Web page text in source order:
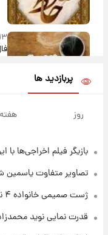
۱۳ ساعت پیش
۲۱ ساعت پیش
+
پربازدید ها
روز هفته
بازیگر فیلم اخراجی‌ها
تصاویر متفاوت
ژست صمیمی خانواده ۴ نفره شیلا خداداد پربازدید شد + عکس
قدرت نمایی نوید